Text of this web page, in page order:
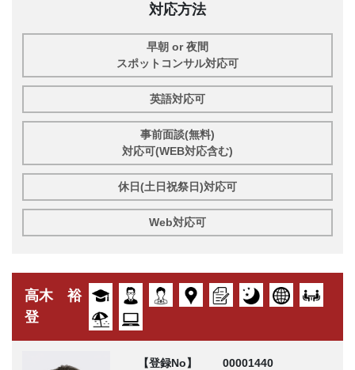
対応方法
早朝 or 夜間
スポットコンサル対応可
英語対応可
事前面談(無料)
対応可(WEB対応含む)
休日(土日祝祭日)対応可
Web対応可
高木 裕
登
【登録No】
00001440